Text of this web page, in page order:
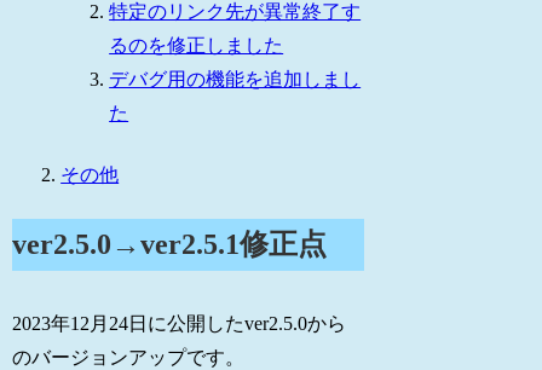
特定のリンク先が異常終了す
るのを修正しました
デバグ用の機能を追加しまし
た
その他
ver2.5.0→ver2.5.1修正点
2023年12月24日に公開したver2.5.0から
のバージョンアップです。